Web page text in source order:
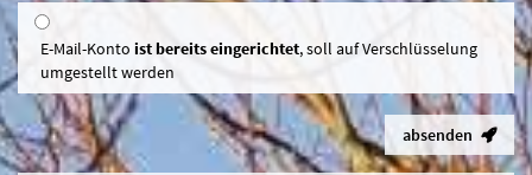
E-Mail-Konto ist bereits eingerichtet, soll auf Verschlüsselung
umgestellt werden
absenden